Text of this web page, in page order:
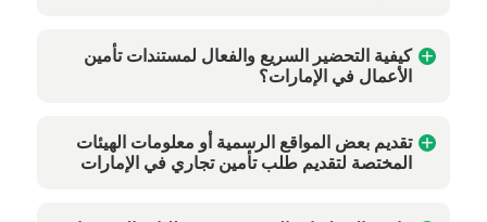
كيفية التحضير السريع والفعال لمستندات تأمين
الأعمال في الإمارات؟
تقديم بعض المواقع الرسمية أو معلومات الهيئات
المختصة لتقديم طلب تأمين تجاري في الإمارات